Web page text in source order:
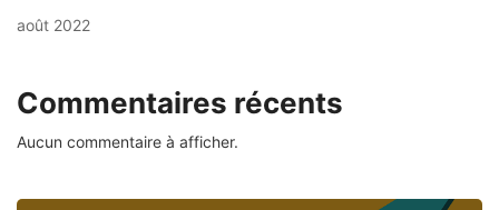
août 2022
Commentaires récents
Aucun commentaire à afficher.